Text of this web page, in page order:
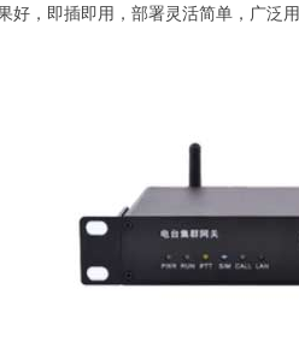
，即插即用，部署灵活简单，广泛用